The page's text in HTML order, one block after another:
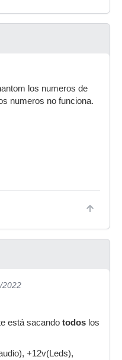
los numeros de
numeros no funciona.
2022
está sacando todos los
+12v(Leds),